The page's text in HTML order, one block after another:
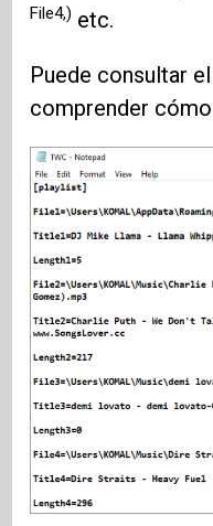
File4,) etc.
Puede consultar
comprender